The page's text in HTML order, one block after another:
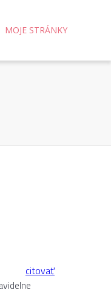
MOJE STRÁNKY
citovať